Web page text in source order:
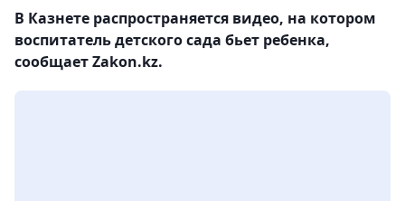
В Казнете распространяется видео, на котором
воспитатель детского сада бьет ребенка,
сообщает Zakon.kz.